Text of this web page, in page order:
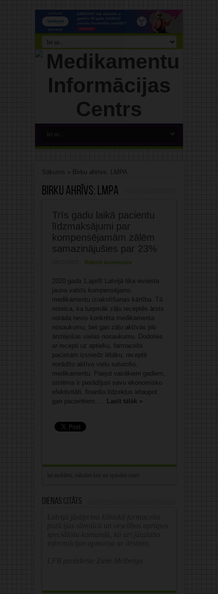
Sākums » Birku ahrīvs: LMPA
Birku ahrīvs: LMPA
Trīs gadu laikā pacientu
līdzmaksājumi par
kompensējamām zālēm
samazinājušies par 23%
Rakstīt komentāru
2020.gada 1.aprīlī Latvijā tika ieviesta
jauna valsts kompensējamo
medikamentu izrakstīšanas kārtība. Tā
noteica, ka turpmāk zāļu receptēs ārsts
norāda nevis konkrēta medikamenta
nosaukumu, bet gan zāļu aktīvās jeb
ārstējošas vielas nosaukumu. Dodoties
ar recepti uz aptieku, farmaceits
pacietam izsniedz lētāko, receptē
norādīto aktīvo vielu saturošo,
medikamentu. Paejot vairākiem gadiem,
sistēma ir pierādījusi savu ekonomisko
efektivitāti, finanšu līdzekļus ietaupot
gan pacientiem, ... Lasīt tālāk »
Dienas citāts